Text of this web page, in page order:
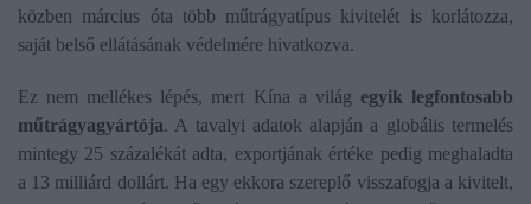
közben március óta több műtrágyatípus kivitelét is korlátozza,
saját belső ellátásának védelmére hivatkozva.
Ez nem mellékes lépés, mert Kína a világ egyik legfontosabb
műtrágyagyártója. A tavalyi adatok alapján a globális termelés
mintegy 25 százalékát adta, exportjának értéke pedig meghaladta
a 13 milliárd dollárt. Ha egy ekkora szereplő visszafogja a kivitelt,